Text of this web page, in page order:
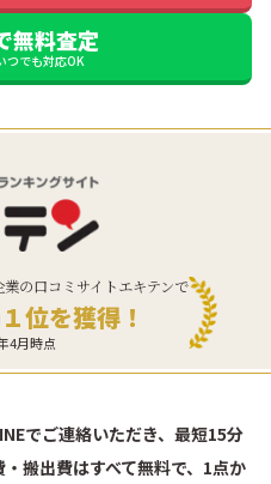
無料査定
つでも対応OK
の口コミサイトエキテンで
１位を獲得！
4月時点
でご連絡いただき、最短15分
搬出費はすべて無料で、1点か